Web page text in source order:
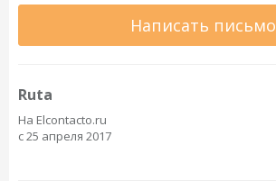
Написать письмо
Ruta
На Elcontacto.ru
с 25 апреля 2017